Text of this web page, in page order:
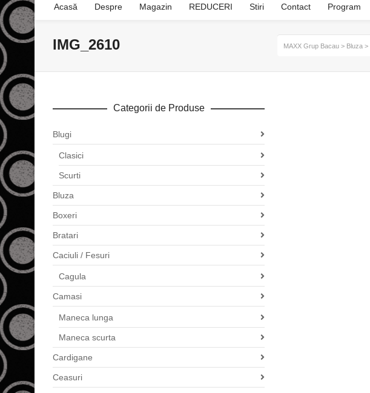
Acasă Despre Magazin REDUCERI Stiri Contact Program
IMG_2610 MAXX Grup Bacau > Bluza >
Categorii de Produse
Blugi
Clasici
Scurti
Bluza
Boxeri
Bratari
Caciuli / Fesuri
Cagula
Camasi
Maneca lunga
Maneca scurta
Cardigane
Ceasuri